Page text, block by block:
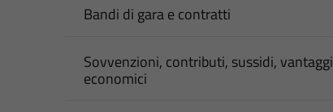
Bandi di gara e contratti
Sovvenzioni, contributi, sussidi, vantaggi
economici